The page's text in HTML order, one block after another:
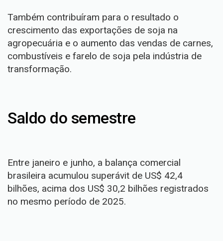
Também contribuíram para o resultado o
crescimento das exportações de soja na
agropecuária e o aumento das vendas de carnes,
combustíveis e farelo de soja pela indústria de
transformação.
Saldo do semestre
Entre janeiro e junho, a balança comercial
brasileira acumulou superávit de US$ 42,4
bilhões, acima dos US$ 30,2 bilhões registrados
no mesmo período de 2025.